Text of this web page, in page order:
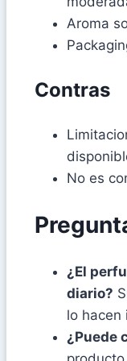
Aroma
Contras
No es
¿El
diario?
lo hacen
¿Puede